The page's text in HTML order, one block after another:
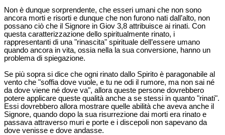
Non è dunque sorprendente, che esseri umani che non sono
ancora morti e risorti e dunque che non furono nati dall’alto, non
possano ciò che il Signore in Giov 3,8 attribuisce ai rinati. Con
questa caratterizzazione dello spiritualmente rinato, i
rappresentanti di una "rinascita" spirituale dell’essere umano
quando ancora in vita, ossia nella la sua conversione, hanno un
problema di spiegazione.
Se più sopra si dice che ogni rinato dallo Spirito è paragonabile al
vento che "soffia dove vuole, e tu ne odi il rumore, ma non sai né
da dove viene né dove va", allora queste persone dovrebbero
potere applicare queste qualità anche a se stessi in quanto "rinati".
Essi dovrebbero allora mostrare quelle abilità che aveva anche il
Signore, quando dopo la sua risurrezione dai morti era rinato e
passava attraverso muri e porte e i discepoli non sapevano da
dove venisse e dove andasse.